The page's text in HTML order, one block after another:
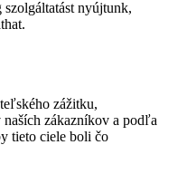
szolgáltatást nyújtunk,
zážitku,
zákazníkov a podľa
tieto ciele boli čo